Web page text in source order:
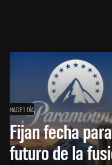
HACE 1 DÍA
Fijan fecha
futuro de la